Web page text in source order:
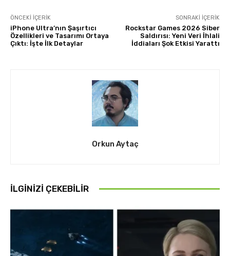
ÖNCEKI İÇERIK
iPhone Ultra’nın Şaşırtıcı
Özellikleri ve Tasarımı Ortaya
Çıktı: İşte İlk Detaylar
SONRAKI İÇERIK
Rockstar Games 2026 Siber
Saldırısı: Yeni Veri İhlali
İddiaları Şok Etkisi Yarattı
Orkun Aytaç
İLGINIZI ÇEKEBILIR